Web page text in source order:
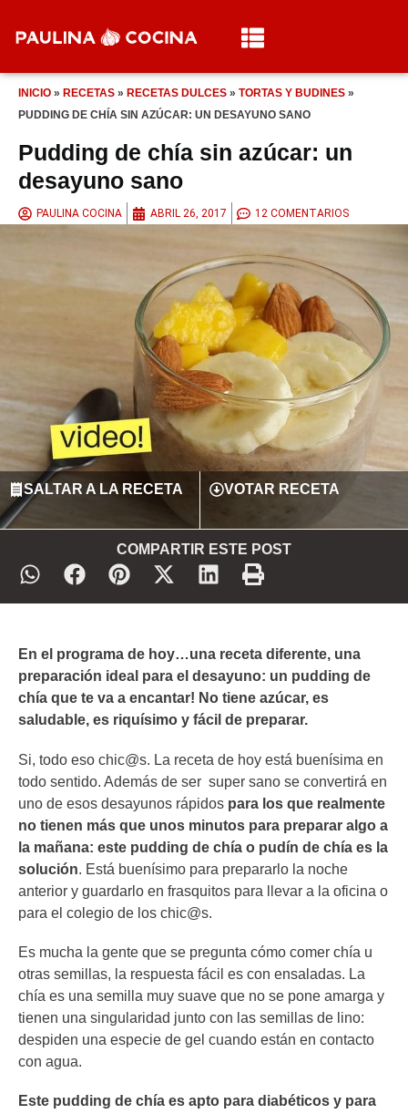
INICIO » RECETAS » RECETAS DULCES » TORTAS Y BUDINES »
PUDDING DE CHÍA SIN AZÚCAR: UN DESAYUNO SANO
Pudding de chía sin azúcar: un
desayuno sano
PAULINA COCINA ABRIL 26, 2017 12 COMENTARIOS
SALTAR A LA RECETA VOTAR RECETA
COMPARTIR ESTE POST
En el programa de hoy…una receta diferente, una
preparación ideal para el desayuno: un pudding de
chía que te va a encantar! No tiene azúcar, es
saludable, es riquísimo y fácil de preparar.
Si, todo eso chic@s. La receta de hoy está buenísima en
todo sentido. Además de ser super sano se convertirá en
uno de esos desayunos rápidos para los que realmente
no tienen más que unos minutos para preparar algo a
la mañana: este pudding de chía o pudín de chía es la
solución. Está buenísimo para prepararlo la noche
anterior y guardarlo en frasquitos para llevar a la oficina o
para el colegio de los chic@s.
Es mucha la gente que se pregunta cómo comer chía u
otras semillas, la respuesta fácil es con ensaladas. La
chía es una semilla muy suave que no se pone amarga y
tienen una singularidad junto con las semillas de lino:
despiden una especie de gel cuando están en contacto
con agua.
Este pudding de chía es apto para diabéticos y para